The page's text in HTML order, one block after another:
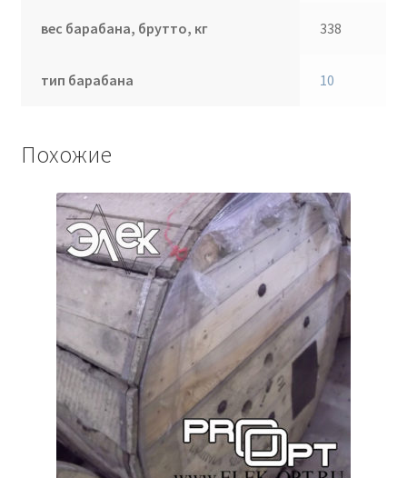
вес барабана, брутто, кг 338
тип барабана 10
Похожие